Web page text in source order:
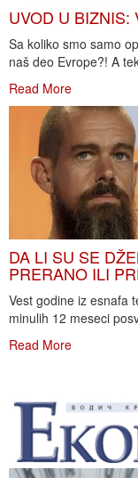
UVOD U BIZNIS:
Sa koliko smo samo
naš deo Evrope?! A
Read More
DA LI SU SE
PRERANO ILI
Vest godine iz esnafa
minulih 12 meseci
Read More